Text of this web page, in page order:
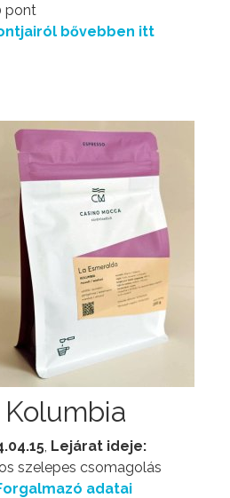
pont
bővebben itt
Lejárat ideje:
szelepes csomagolás
adatai